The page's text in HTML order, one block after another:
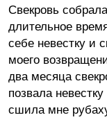
Свекровь
длительное
себе невестку и
моего
два месяца
позвала
сшила мне